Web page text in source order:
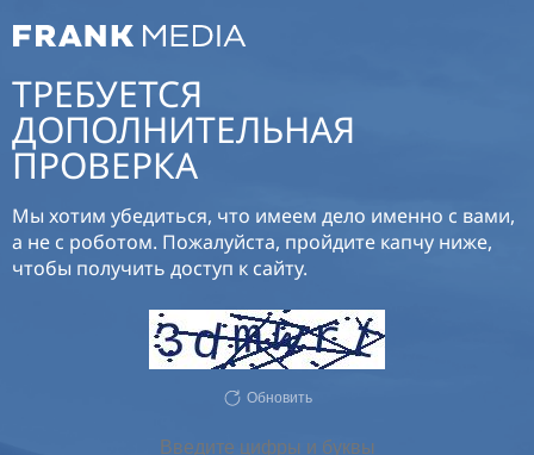
ТРЕБУЕТСЯ
ДОПОЛНИТЕЛЬНАЯ
ПРОВЕРКА
Мы хотим убедиться, что имеем дело именно с вами,
а не с роботом. Пожалуйста, пройдите капчу ниже,
чтобы получить доступ к сайту.
Обновить